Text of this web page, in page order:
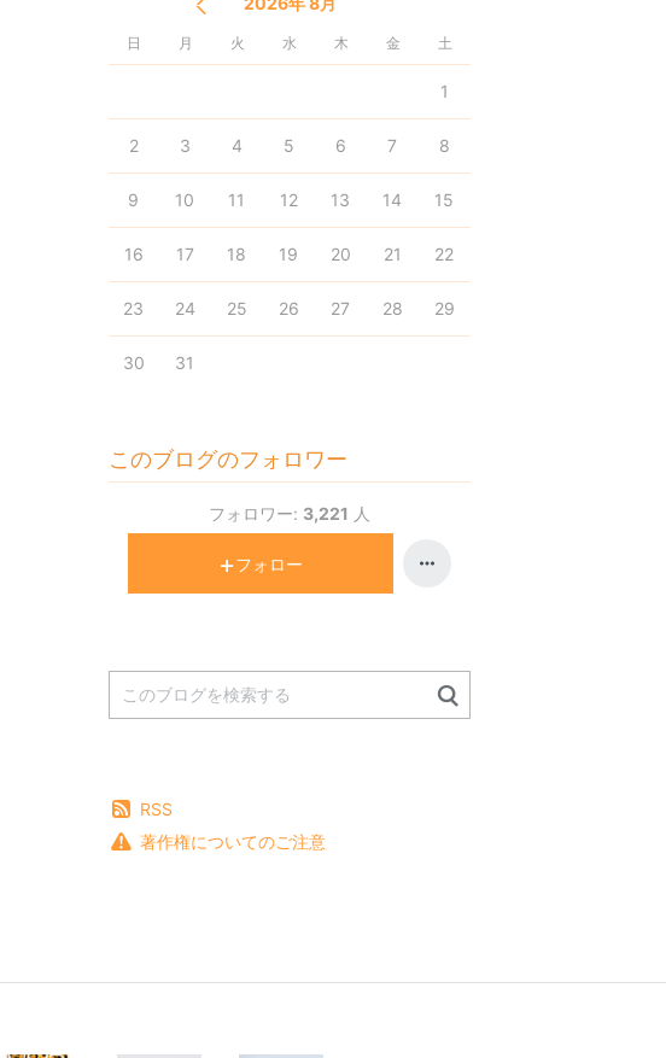
日 月 火 水 木 金 土
1
2 3 4 5 6 7 8
9 10 11 12 13 14 15
16 17 18 19 20 21 22
23 24 25 26 27 28 29
30 31
このブログのフォロワー
フォロワー: 3,221 人
フォロー
RSS
著作権についてのご注意